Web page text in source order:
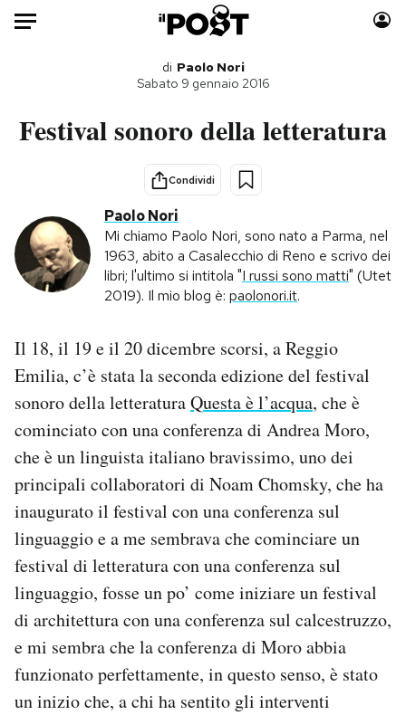
Auto
Tecnologia
Internet
Scienza
Libri
Storie/Idee
Ok Boomer!
Media
Europa
Mondiali calcio 2026
PODCAST
NEWSLETTER
I MIEI PREFERITI
SHOP
CALENDARIO
di Paolo Nori
Sabato 9 gennaio 2016
Festival sonoro della letteratura
Condividi
Paolo Nori
Mi chiamo Paolo Nori, sono nato a Parma, nel
1963, abito a Casalecchio di Reno e scrivo dei
libri; l'ultimo si intitola "I russi sono matti" (Utet
2019). Il mio blog è: paolonori.it.
Il 18, il 19 e il 20 dicembre scorsi, a Reggio
Emilia, c’è stata la seconda edizione del festival
sonoro della letteraturaQuesta è l’acqua, che è
cominciato con una conferenza di Andrea Moro,
che è un linguista italiano bravissimo, uno dei
principali collaboratori di Noam Chomsky, che ha
inaugurato il festival con una conferenza sul
linguaggio e a me sembrava che cominciare un
festival di letteratura con una conferenza sul
linguaggio, fosse un po’ come iniziare un festival
di architettura con una conferenza sul calcestruzzo,
e mi sembra che la conferenza di Moro abbia
funzionato perfettamente, in questo senso, è stato
un inizio che, a chi ha sentito gli interventi